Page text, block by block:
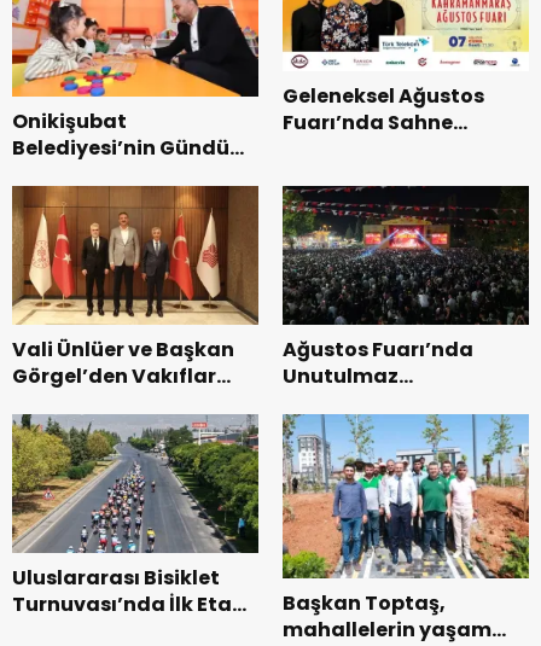
Onikişubat
Belediyesi’nin Gündüz
dönemin ön kayıtları
başladı.
Geleneksel Ağustos
Fuarı’nda Sahne
Vali Ünlüer ve Başkan
Görgel’den Vakıflar
ziyaret.
Ağustos Fuarı’nda
Unutulmaz
Uluslararası Bisiklet
Turnuvası’nda İlk Etap
Başkan Toptaş,
mahallelerin yaşam